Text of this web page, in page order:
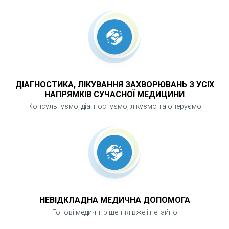
прогресування виразкової хвороби.
ДІАГНОСТИКА, ЛІКУВАННЯ ЗАХВОРЮВАНЬ З УСІХ
НАПРЯМКІВ СУЧАСНОЇ МЕДИЦИНИ
Консультуємо, діагностуємо, лікуємо та оперуємо
НЕВІДКЛАДНА МЕДИЧНА ДОПОМОГА
Готові медичні рішення вже і негайно